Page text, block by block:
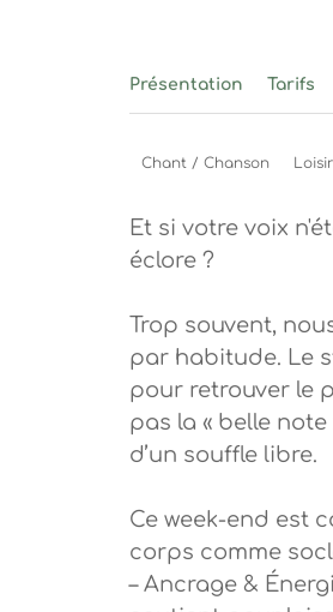
Présentation Tarifs
Chant / Chanson
Et si votre voix
éclore ?
Trop souvent,
par habitude. Le
pour retrouver le
pas la « belle
d’un souffle libre.
Ce week-end est
corps comme
– Ancrage &